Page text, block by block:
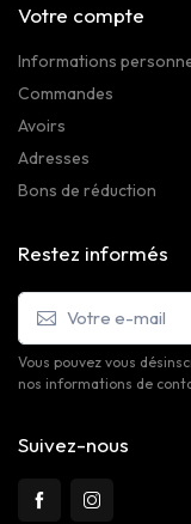
Votre compte
Informations
Commandes
Avoirs
Adresses
Bons de réduction
Restez informés
Vous pouvez vous
nos informations de
Suivez-nous